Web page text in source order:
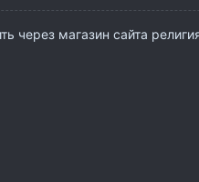
через магазин сайта